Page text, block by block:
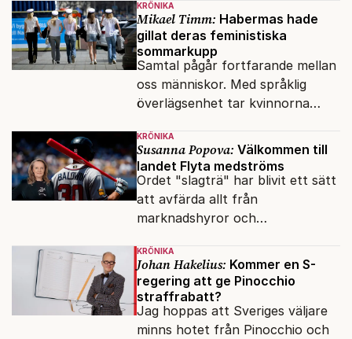
vilken det hade gått bra att
swisha.
KRÖNIKA
Mikael Timm: Habermas hade
gillat deras feministiska
sommarkupp
Samtal pågår fortfarande mellan
oss människor. Med språklig
överlägsenhet tar kvinnorna
KRÖNIKA
Susanna Popova: Välkommen till
landet Flyta medströms
Ordet "slagträ" har blivit ett sätt
att avfärda allt från
marknadshyror och
om antisemitism.
KRÖNIKA
Johan Hakelius: Kommer en S-
regering att ge Pinocchio
straffrabatt?
Jag hoppas att Sveriges väljare
minns hotet från Pinocchio och